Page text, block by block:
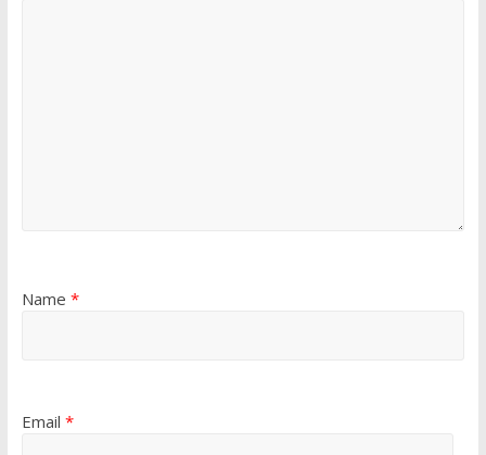
Name *
Email *